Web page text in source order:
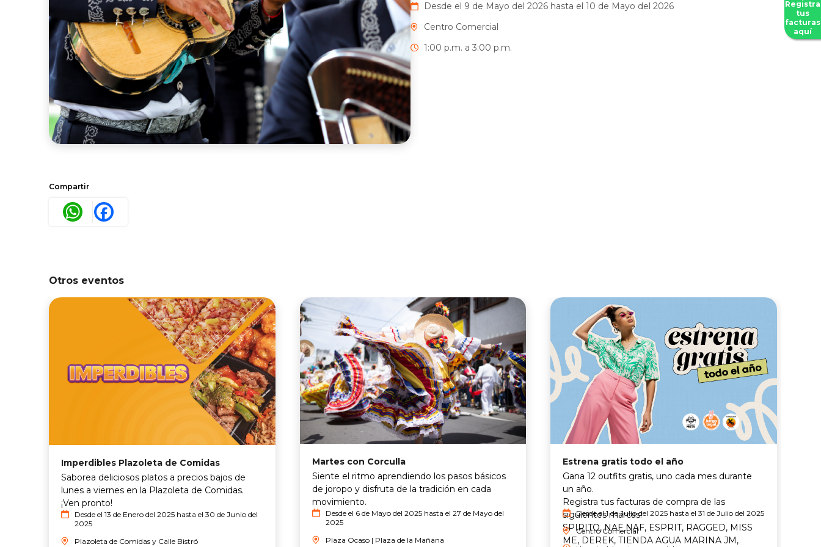
Desde el 9 de Mayo del 2026 hasta el 10 de Mayo del 2026
Centro Comercial
1:00 p.m. a 3:00 p.m.
Compartir
WhatsApp
Otros eventos
Imperdibles Plazoleta de Comidas
Saborea deliciosos platos a precios bajos de
lunes a viernes en la Plazoleta de Comidas.
¡Ven pronto!
Desde el 13 de Enero del 2025 hasta el 30 de Junio del
2025
Plazoleta de Comidas y Calle Bistró
Martes con Corculla
Siente el ritmo aprendiendo los pasos básicos
de joropo y disfruta de la tradición en cada
movimiento.
Desde el 6 de Mayo del 2025 hasta el 27 de Mayo del
2025
Plaza Ocaso | Plaza de la Mañana
Estrena gratis todo el año
Gana 12 outfits gratis, uno cada mes durante
un año.
Registra tus facturas de compra de las
siguientes marcas:
SPIRITO, NAF NAF, ESPRIT, RAGGED, MISS
ME, DEREK, TIENDA AGUA MARINA JM,
Desde el 1 de Julio del 2025 hasta el 31 de Julio del 2025
Centro Comercial
Registra
tus
facturas
aquí